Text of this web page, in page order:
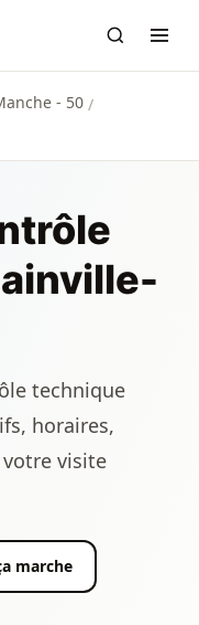
- 50 /
technique
horaires,
visite
marche